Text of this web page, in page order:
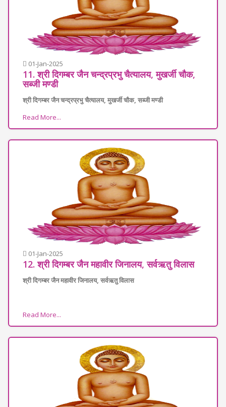
01-Jan-2025
11. श्री दिगम्बर जैन चन्द्रप्रभु चैत्यालय, मुखर्जी चौक,
सब्जी मण्डी
श्री दिगम्बर जैन चन्द्रप्रभु चैत्यालय, मुखर्जी चौक, सब्जी मण्डी
Read More...
01-Jan-2025
12. श्री दिगम्बर जैन महावीर जिनालय, सर्वऋतु विलास
श्री दिगम्बर जैन महावीर जिनालय, सर्वऋतु विलास
Read More...